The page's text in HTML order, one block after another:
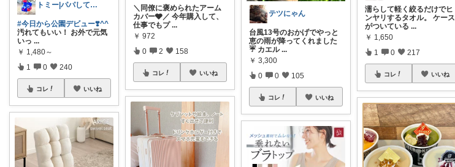
トミー|パパしてます^^
#今日から公園デビュー❣️^^
汚れてもいい！ お外で元気
いっ ...
￥ 1,480～
1 0 240
コレ いいね
＼同僚に褒められたアーム
カバー🩶／ 今年購入して、
仕事でもプ ...
￥ 972
0 2 158
コレ いいね
テツにゃん
台風13号のおかげでやっと
恵の雨が降ってくれました
☔️ カエル ...
￥ 3,300
0 0 105
コレ いいね
濡らして軽く絞るだけでヒ
ンヤリするタオル。 ケース
がついている ...
￥ 1,650
1 0 217
コレ いいね